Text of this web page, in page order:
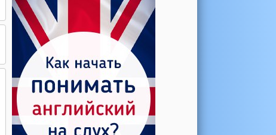
Алла →Болят коленные суставы
Паша Щ. →
Боль в коленной чашечке
Ульяна Ф. →Болят и хрустят колени
Артемов Иван →
Болит и опухло колено
Чернов Игорь →Болят суставы при занятиях
спортом